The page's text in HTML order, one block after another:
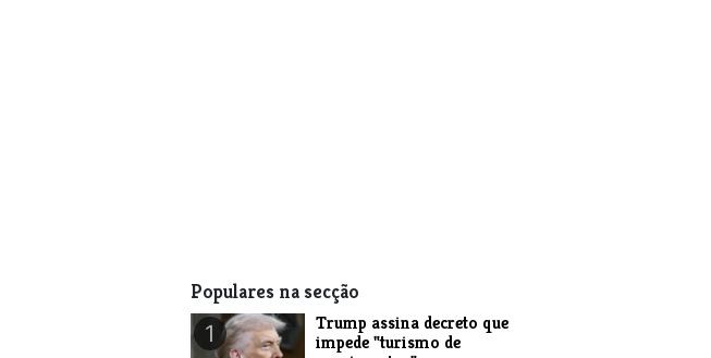
Populares na secção
1
Trump assina decreto que
impede "turismo de